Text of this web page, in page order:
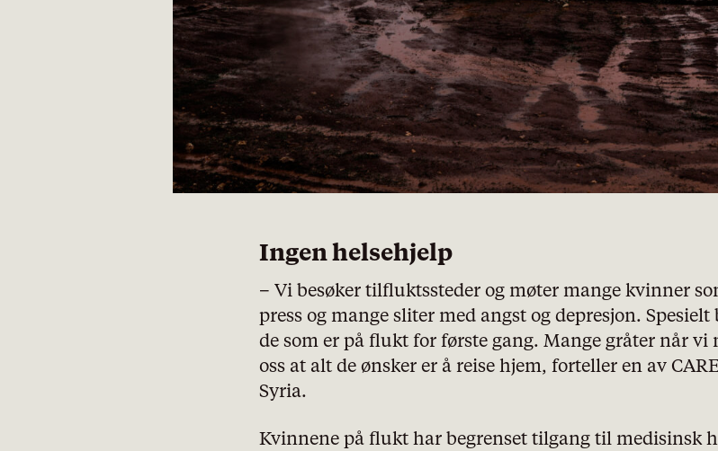
policy
Nødvendige
Statistiske
Markedsføring
Ingen helsehjelp
– Vi besøker tilfluktssteder og møter mange kvinner
press og mange sliter med angst og depresjon.
de som er på flukt for første gang. Mange gråter når vi
oss at alt de ønsker er å reise hjem, forteller en av
Syria.
Kvinnene på flukt har begrenset tilgang til medisinsk